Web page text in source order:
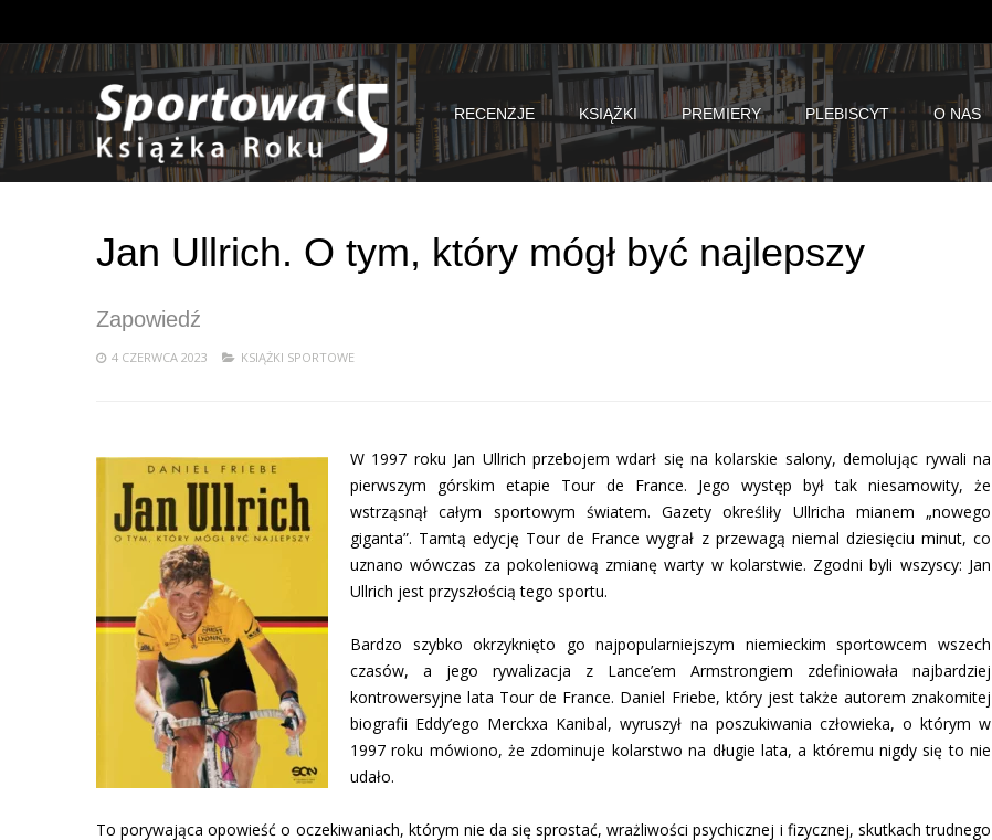
RECENZJE KSIĄŻKI PREMIERY PLEBISCYT O NAS
Jan Ullrich. O tym, który mógł być najlepszy
Zapowiedź
4 CZERWCA 2023 KSIĄŻKI SPORTOWE
W 1997 roku Jan Ullrich przebojem wdarł się na kolarskie salony, demolując rywali na
pierwszym górskim etapie Tour de France. Jego występ był tak niesamowity, że
wstrząsnął całym sportowym światem. Gazety określiły Ullricha mianem „nowego
giganta”. Tamtą edycję Tour de France wygrał z przewagą niemal dziesięciu minut, co
uznano wówczas za pokoleniową zmianę warty w kolarstwie. Zgodni byli wszyscy: Jan
Ullrich jest przyszłością tego sportu.
Bardzo szybko okrzyknięto go najpopularniejszym niemieckim sportowcem wszech
czasów, a jego rywalizacja z Lance’em Armstrongiem zdefiniowała najbardziej
kontrowersyjne lata Tour de France. Daniel Friebe, który jest także autorem znakomitej
biografii Eddy’ego Merckxa Kanibal, wyruszył na poszukiwania człowieka, o którym w
1997 roku mówiono, że zdominuje kolarstwo na długie lata, a któremu nigdy się to nie
udało.
To porywająca opowieść o oczekiwaniach, którym nie da się sprostać, wrażliwości psychicznej i fizycznej, skutkach trudnego